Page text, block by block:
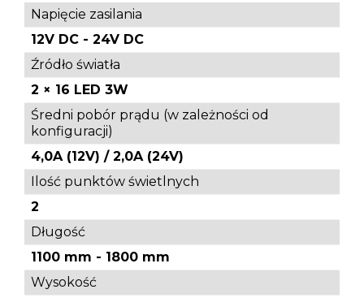
Napięcie zasilania
12V DC - 24V DC
Źródło światła
2 × 16 LED 3W
Średni pobór prądu (w zależności od
konfiguracji)
4,0A (12V) / 2,0A (24V)
Ilość punktów świetlnych
2
Długość
1100 mm - 1800 mm
Wysokość